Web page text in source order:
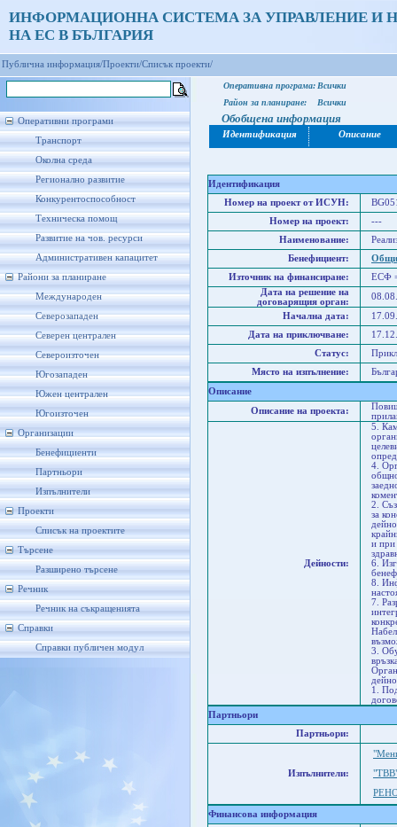
ИНФОРМАЦИОННА СИСТЕМА ЗА УПРАВЛЕНИЕ И
НА ЕС В БЪЛГАРИЯ
Публична информация/Проекти/Списък проекти/
Оперативни програми
Транспорт
Околна среда
Регионално развитие
Конкурентоспособност
Техническа помощ
Развитие на чов. ресурси
Административен капацитет
Райони за планиране
Международен
Северозападен
Северен централен
Североизточен
Югозападен
Южен централен
Югоизточен
Организации
Бенефициенти
Партньори
Изпълнители
Проекти
Списък на проектите
Търсене
Разширено търсене
Речник
Речник на съкращенията
Справки
Справки публичен модул
Оперативна програма: Всички
Район за планиране:
Всички
Обобщена информация
Идентификация Описание
Идентификация
Номер на проект от ИСУН:
Номер на проект:
---
Наименование:
Бенефициент:
Източник на финансиране:
ЕСФ
Дата на решение на
договарящия орган:
Начална дата:
Дата на приключване:
Статус:
Място на изпълнение:
Описание
Описание на проекта:
Дейности:
5.
4.
2.
за
и при
6.
8.
7.
3.
1.
Партньори
Партньори:
Изпълнители:
Финансова информация